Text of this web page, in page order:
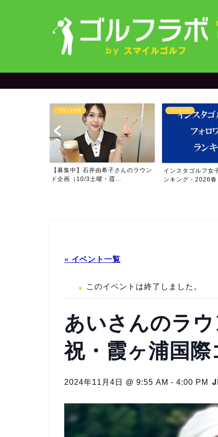
ラウンド企画
【募集中】石井由希子さんのラウン
ド企画（10/3土曜・霞...
ランキング
インスタゴルフ女
ンキング・2026
« イベント一覧
このイベントは終了しました。
あいさんのラ
祝・霞ヶ浦国
2024年11月4日 @ 9:55 AM - 4:00 PM